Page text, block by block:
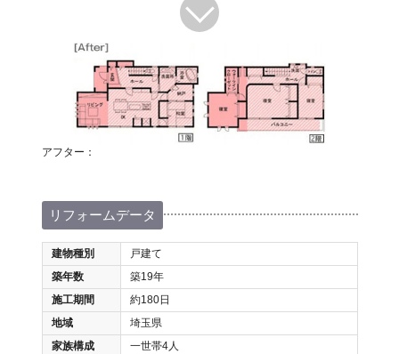
アフター：
リフォームデータ
建物種別
戸建て
築年数
築19年
施工期間
約180日
地域
埼玉県
家族構成
一世帯4人